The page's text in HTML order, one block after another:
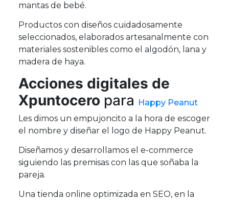
mantas de bebé.
Productos con diseños cuidadosamente
seleccionados, elaborados artesanalmente con
materiales sostenibles como el algodón, lana y
madera de haya.
Acciones digitales de
Xpuntocero para
Happy Peanut
Les dimos un empujoncito a la hora de escoger
el nombre y diseñar el logo de Happy Peanut.
Diseñamos y desarrollamos el e-commerce
siguiendo las premisas con las que soñaba la
pareja.
Una tienda online optimizada en SEO, en la